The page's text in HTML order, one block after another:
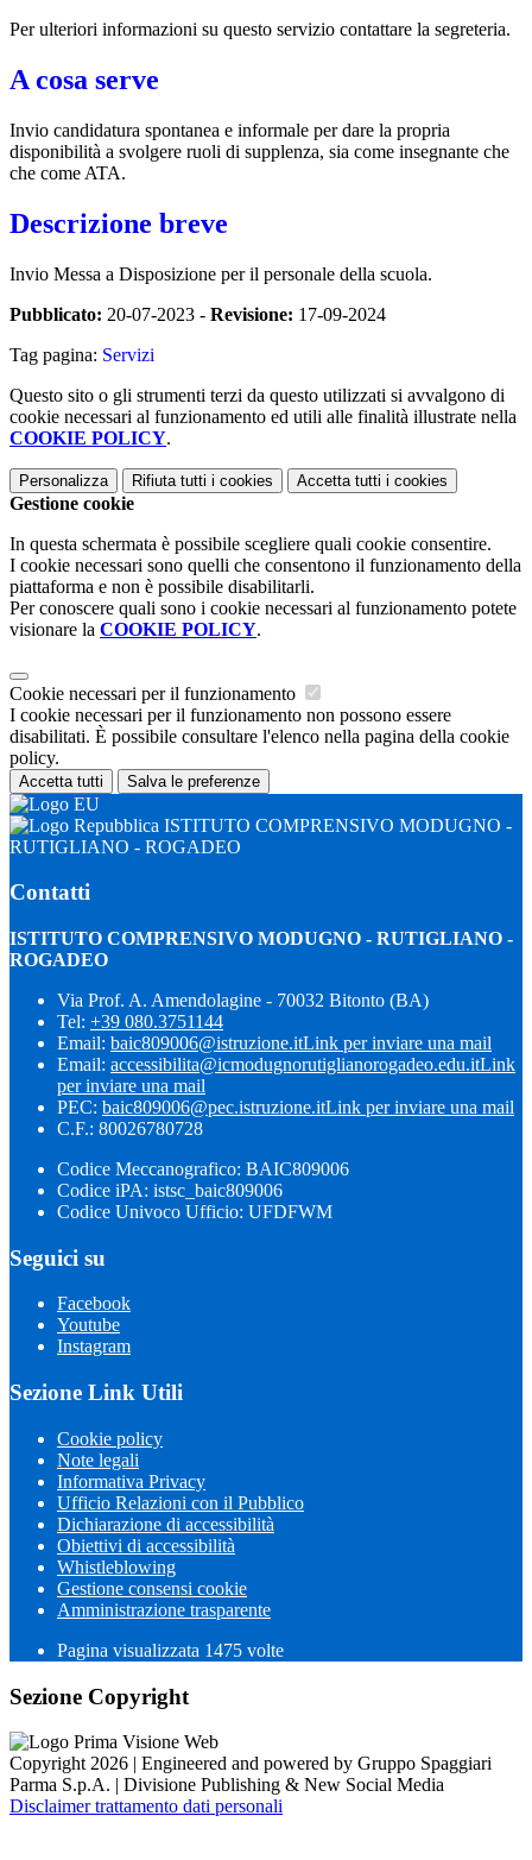
Per ulteriori informazioni su questo servizio contattare la segreteria.
A cosa serve
Invio candidatura spontanea e informale per dare la propria
disponibilità a svolgere ruoli di supplenza, sia come insegnante che
che come ATA.
Descrizione breve
Invio Messa a Disposizione per il personale della scuola.
Pubblicato: 20-07-2023 - Revisione: 17-09-2024
Tag pagina: Servizi
Questo sito o gli strumenti terzi da questo utilizzati si avvalgono di
cookie necessari al funzionamento ed utili alle finalità illustrate nella
COOKIE POLICY.
Personalizza Rifiuta tutti i cookies Accetta tutti i cookies
Gestione cookie
In questa schermata è possibile scegliere quali cookie consentire.
I cookie necessari sono quelli che consentono il funzionamento della
piattaforma e non è possibile disabilitarli.
Per conoscere quali sono i cookie necessari al funzionamento potete
visionare la COOKIE POLICY.
Cookie necessari per il funzionamento
I cookie necessari per il funzionamento non possono essere
disabilitati. È possibile consultare l'elenco nella pagina della cookie
policy.
Accetta tutti Salva le preferenze
ISTITUTO COMPRENSIVO MODUGNO -
RUTIGLIANO - ROGADEO
Contatti
ISTITUTO COMPRENSIVO MODUGNO - RUTIGLIANO -
ROGADEO
Via Prof. A. Amendolagine - 70032 Bitonto (BA)
Tel: +39 080.3751144
Email: baic809006@istruzione.itLink per inviare una mail
Email: accessibilita@icmodugnorutiglianorogadeo.edu.itLink
per inviare una mail
PEC: baic809006@pec.istruzione.itLink per inviare una mail
C.F.: 80026780728
Codice Meccanografico: BAIC809006
Codice iPA: istsc_baic809006
Codice Univoco Ufficio: UFDFWM
Seguici su
Facebook
Youtube
Instagram
Sezione Link Utili
Cookie policy
Note legali
Informativa Privacy
Ufficio Relazioni con il Pubblico
Dichiarazione di accessibilità
Obiettivi di accessibilità
Whistleblowing
Gestione consensi cookie
Amministrazione trasparente
Pagina visualizzata 1475 volte
Sezione Copyright
Copyright 2026 | Engineered and powered by Gruppo Spaggiari
Parma S.p.A. | Divisione Publishing & New Social Media
Disclaimer trattamento dati personali